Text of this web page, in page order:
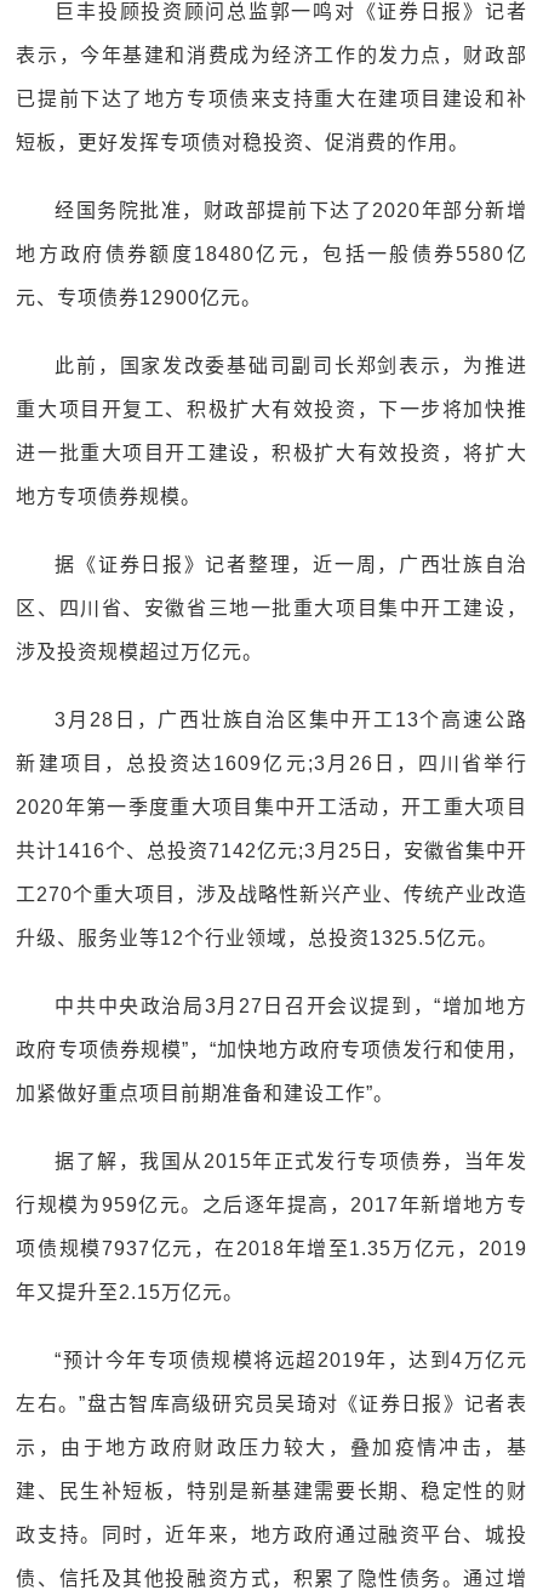
巨丰投顾投资顾问总监郭一鸣对《证券日报》记者
表示，今年基建和消费成为经济工作的发力点，财政部
已提前下达了地方专项债来支持重大在建项目建设和补
短板，更好发挥专项债对稳投资、促消费的作用。
经国务院批准，财政部提前下达了2020年部分新增
地方政府债券额度18480亿元，包括一般债券5580亿
元、专项债券12900亿元。
此前，国家发改委基础司副司长郑剑表示，为推进
重大项目开复工、积极扩大有效投资，下一步将加快推
进一批重大项目开工建设，积极扩大有效投资，将扩大
地方专项债券规模。
据《证券日报》记者整理，近一周，广西壮族自治
区、四川省、安徽省三地一批重大项目集中开工建设，
涉及投资规模超过万亿元。
3月28日，广西壮族自治区集中开工13个高速公路
新建项目，总投资达1609亿元;3月26日，四川省举行
2020年第一季度重大项目集中开工活动，开工重大项目
共计1416个、总投资7142亿元;3月25日，安徽省集中开
工270个重大项目，涉及战略性新兴产业、传统产业改造
升级、服务业等12个行业领域，总投资1325.5亿元。
中共中央政治局3月27日召开会议提到，“增加地方
政府专项债券规模”，“加快地方政府专项债发行和使用，
加紧做好重点项目前期准备和建设工作”。
据了解，我国从2015年正式发行专项债券，当年发
行规模为959亿元。之后逐年提高，2017年新增地方专
项债规模7937亿元，在2018年增至1.35万亿元，2019
年又提升至2.15万亿元。
“预计今年专项债规模将远超2019年，达到4万亿元
左右。”盘古智库高级研究员吴琦对《证券日报》记者表
示，由于地方政府财政压力较大，叠加疫情冲击，基
建、民生补短板，特别是新基建需要长期、稳定性的财
政支持。同时，近年来，地方政府通过融资平台、城投
债、信托及其他投融资方式，积累了隐性债务。通过增